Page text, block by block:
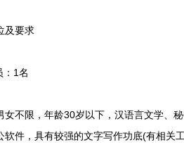
要求
1名
限，年龄30岁以下，汉语言文学、秘
软件，具有较强的文字写作功底(有相关